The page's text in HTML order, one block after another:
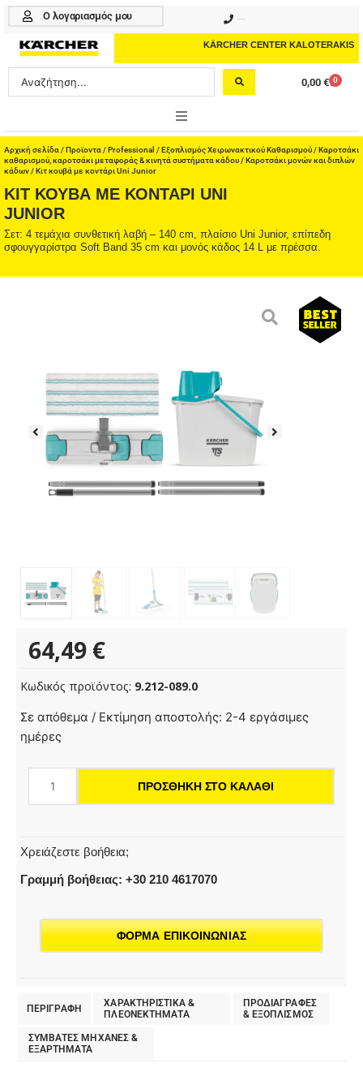
Μετάβαση
περιεχόμενο
Ο λογαριασμός μου
KÄRCHER CENTER KALOTERAKIS
Search
...
0,00 € 0
Cart
ONLINE SHOP
PROFESSIONAL
ΑΞΕΣΟΥΑΡ
Αρχική σελίδα /Προϊοντα /Professional /Εξοπλισμός Χειρωνακτικού Καθαρισμού/Καροτσάκι
καθαρισμού, καροτσάκι μεταφοράς & κινητά συστήματα κάδου/Καροτσάκι μονών και διπλών
κάδων/ Κιτ κουβά με κοντάρι Uni Junior
ΚΙΤ ΚΟΥΒΆ ΜΕ ΚΟΝΤΆΡΙ UNI
JUNIOR
Σετ: 4 τεμάχια συνθετική λαβή – 140 cm, πλαίσιο Uni Junior, επίπεδη
σφουγγαρίστρα Soft Band 35 cm και μονός κάδος 14 L με πρέσσα.
64,49 €
Κωδικός προϊόντος: 9.212-089.0
Σε απόθεμα / Εκτίμηση αποστολής: 2-4 εργάσιμες
ημέρες
Κιτ
κουβά
ΠΡΟΣΘΉΚΗ ΣΤΟ ΚΑΛΆΘΙ
Χρειάζεστε βοήθεια;
Γραμμή βοήθειας: +30 210 4617070
ΦΟΡΜΑ ΕΠΙΚΟΙΝΩΝΙΑΣ
ΠΕΡΙΓΡΑΦΗ
ΧΑΡΑΚΤΗΡΙΣΤΙΚΑ &
ΠΛΕΟΝΕΚΤΗΜΑΤΑ
ΠΡΟΔΙΑΓΡΑΦΕΣ
& EΞΟΠΛΙΣΜΟΣ
ΣΥΜΒΑΤΕΣ ΜΗΧΑΝΕΣ &
ΕΞΑΡΤΗΜΑΤΑ